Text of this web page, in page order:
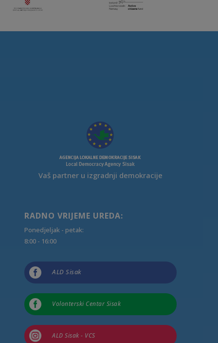
Vaš partner u izgradnji demokracije
RADNO VRIJEME UREDA:
Ponedjeljak - petak:
8:00 - 16:00
 ALD Sisak
 Volonterski Centar Sisak
 ALD Sisak - VCS